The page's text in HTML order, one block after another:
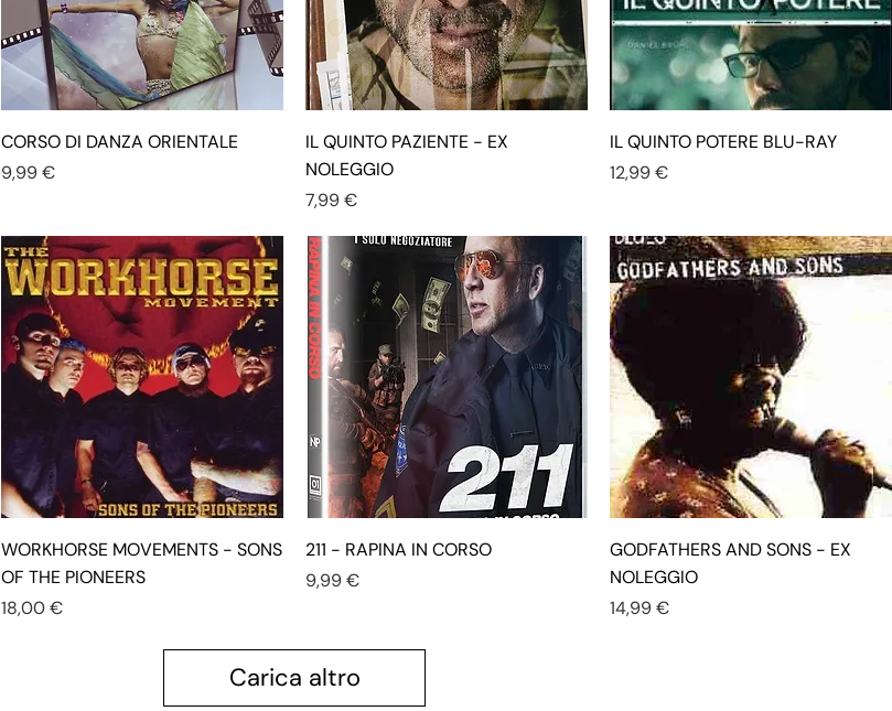
CORSO DI DANZA ORIENTALE
Prezzo
9,99 €
IL QUINTO PAZIENTE - EX
NOLEGGIO
Prezzo
7,99 €
IL QUINTO POTERE BLU-RAY
Prezzo
12,99 €
WORKHORSE MOVEMENTS - SONS
OF THE PIONEERS
Prezzo
18,00 €
211 - RAPINA IN CORSO
Prezzo
9,99 €
GODFATHERS AND SONS - EX
NOLEGGIO
Prezzo
14,99 €
Carica altro